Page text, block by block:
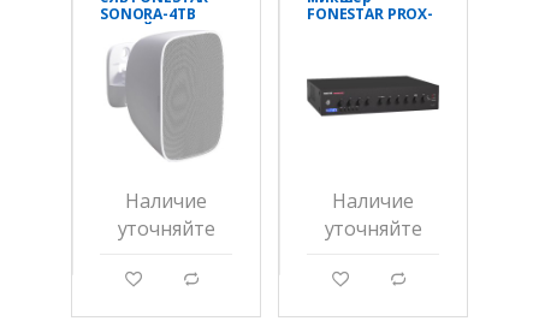
SONORA-4TB
БЕЛЫЙ
Наличие
уточняйте
g d
FONESTAR PROX-
Наличие
уточняйте
g d